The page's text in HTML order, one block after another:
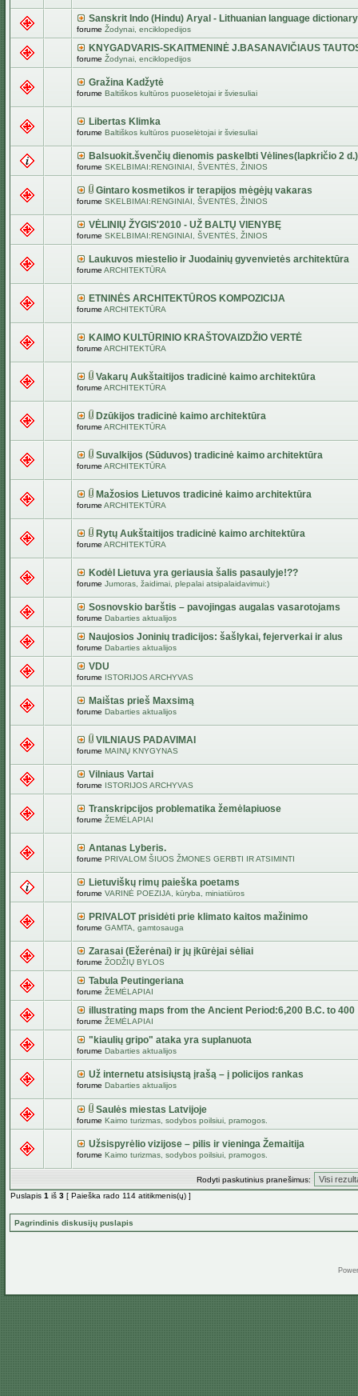
Sanskrit Indo (Hindu) Aryal - Lithuanian language dictionary
forume Žodynai, enciklopedijos
KNYGADVARIS-SKAITMENINĖ J.BASANAVIČIAUS
forume Žodynai, enciklopedijos
Gražina Kadžytė
forume Baltiškos kultūros puoselėtojai ir šviesuliai
Libertas Klimka
forume Baltiškos kultūros puoselėtojai ir šviesuliai
Balsuokit.švenčių dienomis paskelbti Vėlines(lapkričio 2 d.)
forume SKELBIMAI:RENGINIAI, ŠVENTĖS, ŽINIOS
Gintaro kosmetikos ir terapijos mėgėjų vakaras
forume SKELBIMAI:RENGINIAI, ŠVENTĖS, ŽINIOS
VĖLINIŲ ŽYGIS'2010 - UŽ BALTŲ VIENYBĘ
forume SKELBIMAI:RENGINIAI, ŠVENTĖS, ŽINIOS
Laukuvos miestelio ir Juodainių gyvenvietės architektūra
forume ARCHITEKTŪRA
ETNINĖS ARCHITEKTŪROS KOMPOZICIJA
forume ARCHITEKTŪRA
KAIMO KULTŪRINIO KRAŠTOVAIZDŽIO VERTĖ
forume ARCHITEKTŪRA
Vakarų Aukštaitijos tradicinė kaimo architektūra
forume ARCHITEKTŪRA
Dzūkijos tradicinė kaimo architektūra
forume ARCHITEKTŪRA
Suvalkijos (Sūduvos) tradicinė kaimo architektūra
forume ARCHITEKTŪRA
Mažosios Lietuvos tradicinė kaimo architektūra
forume ARCHITEKTŪRA
Rytų Aukštaitijos tradicinė kaimo architektūra
forume ARCHITEKTŪRA
Kodėl Lietuva yra geriausia šalis pasaulyje!??
forume Jumoras, žaidimai, plepalai atsipalaidavimui:)
Sosnovskio barštis – pavojingas augalas vasarotojams
forume Dabarties aktualijos
Naujosios Joninių tradicijos: šašlykai, fejerverkai ir alus
forume Dabarties aktualijos
VDU
forume ISTORIJOS ARCHYVAS
Maištas prieš Maxsimą
forume Dabarties aktualijos
VILNIAUS PADAVIMAI
forume MAINŲ KNYGYNAS
Vilniaus Vartai
forume ISTORIJOS ARCHYVAS
Transkripcijos problematika žemėlapiuose
forume ŽEMĖLAPIAI
Antanas Lyberis.
forume PRIVALOM ŠIUOS ŽMONES GERBTI IR ATSIMINTI
Lietuviškų rimų paieška poetams
forume VARINĖ POEZIJA, kūryba, miniatiūros
PRIVALOT prisidėti prie klimato kaitos mažinimo
forume GAMTA, gamtosauga
Zarasai (Ežerėnai) ir jų įkūrėjai sėliai
forume ŽODŽIŲ BYLOS
Tabula Peutingeriana
forume ŽEMĖLAPIAI
illustrating maps from the Ancient Period:6,200 B.C. to 400
forume ŽEMĖLAPIAI
"kiaulių gripo" ataka yra suplanuota
forume Dabarties aktualijos
Už internetu atsisiųstą įrašą – į policijos rankas
forume Dabarties aktualijos
Saulės miestas Latvijoje
forume Kaimo turizmas, sodybos poilsiui, pramogos.
Užsispyrėlio vizijose – pilis ir vieninga Žemaitija
forume Kaimo turizmas, sodybos poilsiui, pramogos.
Rodyti paskutinius pranešimus:
Puslapis 1 iš 3 [ Paieška rado 114 atitikmenis(ų) ]
Pagrindinis diskusijų puslapis